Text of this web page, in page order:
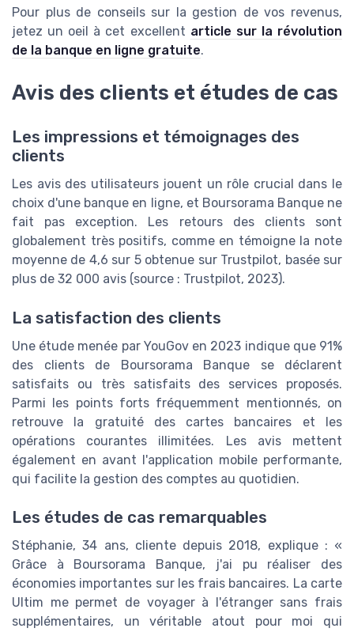
Pour plus de conseils sur la gestion de vos revenus,
jetez un oeil à cet excellent article sur la révolution
de la banque en ligne gratuite.
Avis des clients et études de cas
Les impressions et témoignages des
clients
Les avis des utilisateurs jouent un rôle crucial dans le
choix d'une banque en ligne, et Boursorama Banque ne
fait pas exception. Les retours des clients sont
globalement très positifs, comme en témoigne la note
moyenne de 4,6 sur 5 obtenue sur Trustpilot, basée sur
plus de 32 000 avis (source : Trustpilot, 2023).
La satisfaction des clients
Une étude menée par YouGov en 2023 indique que 91%
des clients de Boursorama Banque se déclarent
satisfaits ou très satisfaits des services proposés.
Parmi les points forts fréquemment mentionnés, on
retrouve la gratuité des cartes bancaires et les
opérations courantes illimitées. Les avis mettent
également en avant l'application mobile performante,
qui facilite la gestion des comptes au quotidien.
Les études de cas remarquables
Stéphanie, 34 ans, cliente depuis 2018, explique : «
Grâce à Boursorama Banque, j'ai pu réaliser des
économies importantes sur les frais bancaires. La carte
Ultim me permet de voyager à l'étranger sans frais
supplémentaires, un véritable atout pour moi qui